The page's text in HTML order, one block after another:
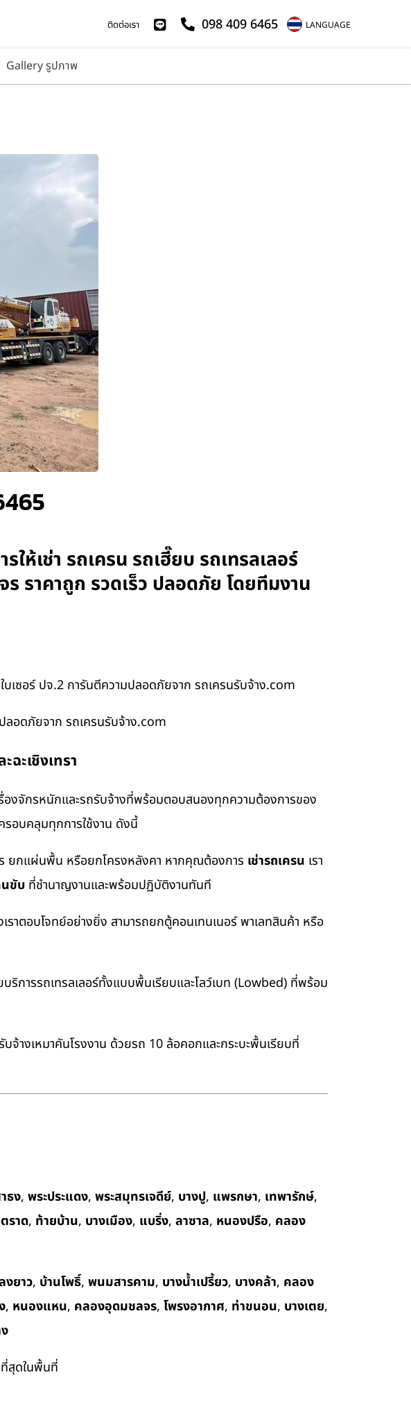
ติดต่อเรา 098 409 6465 LANGUAGE
Gallery รูปภาพ
ห้เช่า รถเครน รถเฮี๊ยบ รถเทรลเลอร์
ราคาถูก รวดเร็ว ปลอดภัย โดยทีมงาน
เซอร์ ปจ.2 การันตีความปลอดภัยจาก รถเครนรับจ้าง.com
ลอดภัยจาก รถเครนรับจ้าง.com
ะเชิงเทรา
งจักรหนักและรถรับจ้างที่พร้อมตอบสนองทุกความต้องการของ
รอบคลุมทุกการใช้งาน ดังนี้
ยกแผ่นพื้น หรือยกโครงหลังคา หากคุณต้องการ เช่ารถเครน เรา
ขับ ที่ชำนาญงานและพร้อมปฏิบัติงานทันที
าตอบโจทย์อย่างยิ่ง สามารถยกตู้คอนเทนเนอร์ พาเลทสินค้า หรือ
ารรถเทรลเลอร์ทั้งแบบพื้นเรียบและโลว์เบท (Lowbed) ที่พร้อม
างเหมาคันโรงงาน ด้วยรถ 10 ล้อคอกและกระบะพื้นเรียบที่
ธง, พระประแดง, พระสมุทรเจดีย์, บางปู, แพรกษา, เทพารักษ์,
ราด, ท้ายบ้าน, บางเมือง, แบริ่ง, ลาซาล, หนองปรือ, คลอง
งยาว, บ้านโพธิ์, พนมสารคาม, บางน้ำเปรี้ยว, บางคล้า, คลอง
, หนองแหน, คลองอุดมชลจร, โพรงอากาศ, ท่าขนอน, บางเตย,
ที่สุดในพื้นที่